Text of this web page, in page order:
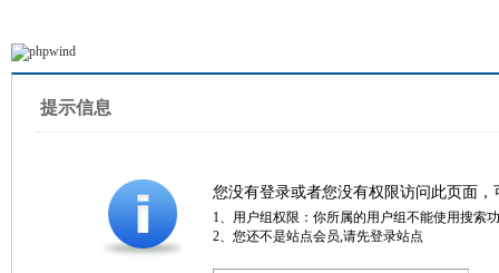
提示信息
您没有登录或者您没有权限访问此页面
1、用户组权限：你所属的用户组不能使用搜索
2、您还不是站点会员,请先登录站点